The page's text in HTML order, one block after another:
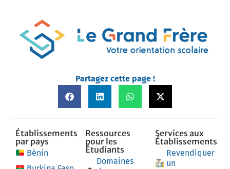
Partagez cette page !
Établissements
par pays
Bénin
Ressources
pour les
Étudiants
Domaines
Services aux
Établissements
Revendiquer
un